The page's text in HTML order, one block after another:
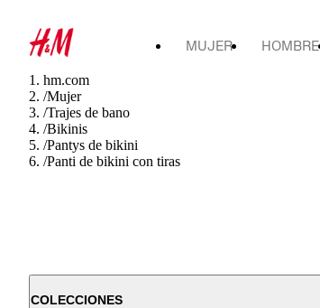
MUJER HOMBRE
hm.com
/Mujer
/Trajes de bano
/Bikinis
/Pantys de bikini
/Panti de bikini con tiras
COLECCIONES